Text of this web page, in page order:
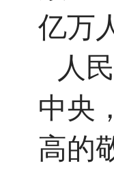
亿万
人
中央
高的